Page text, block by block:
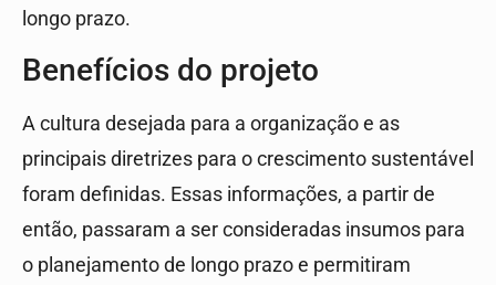
longo prazo.
Benefícios do projeto
A cultura desejada para a organização e as
principais diretrizes para o crescimento sustentável
foram definidas. Essas informações, a partir de
então, passaram a ser consideradas insumos para
o planejamento de longo prazo e permitiram